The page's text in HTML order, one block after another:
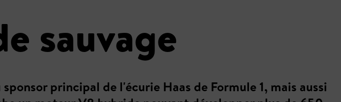
sauvage
principal de l'écurie Haas de Formule 1, mais aussi